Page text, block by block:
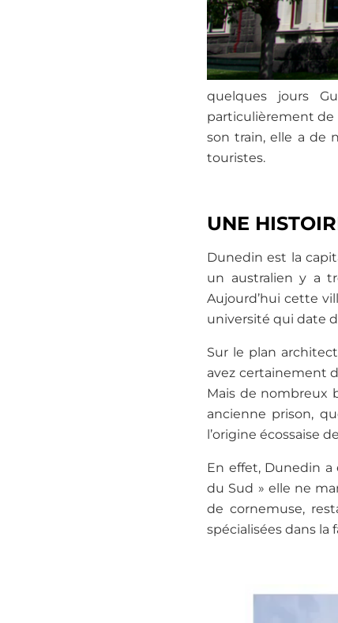
quelques jours
particulièrement de
son train, elle a de
touristes.
UNE
Dunedin est la
un australien y a
Aujourd’hui cette
université qui date
Sur le plan
avez certainement
Mais de nombreux
ancienne prison,
l’origine écossaise
En effet, Dunedin a
du Sud » elle ne
de cornemuse,
spécialisées dans